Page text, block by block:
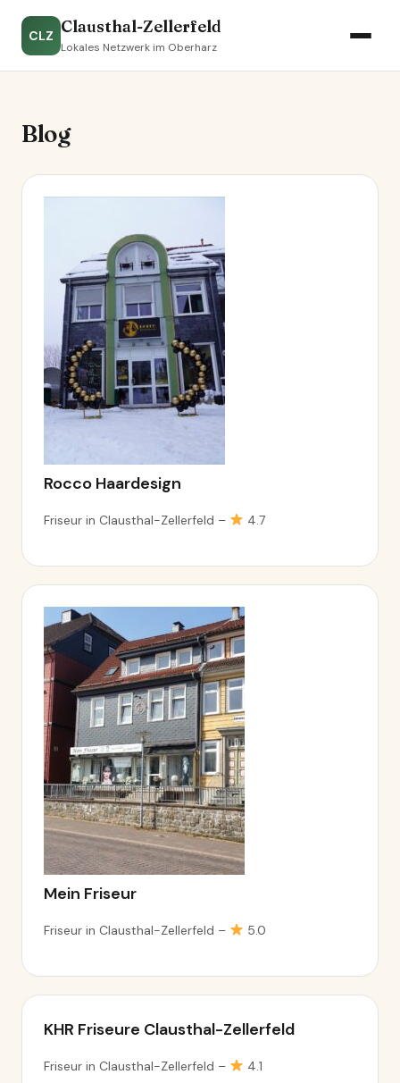
CLZ Clausthal-Zellerfeld
Lokales Netzwerk im Oberharz
Blog
Rocco Haardesign
Friseur in Clausthal-Zellerfeld – 4.7
Mein Friseur
Friseur in Clausthal-Zellerfeld – 5.0
KHR Friseure Clausthal-Zellerfeld
Friseur in Clausthal-Zellerfeld – 4.1